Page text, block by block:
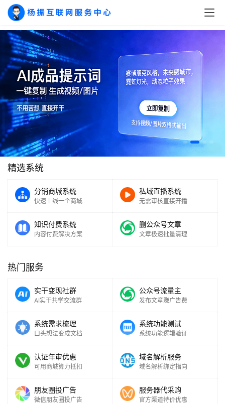
精选系统
分销商城系统
快速上线一个商城
私域直播系统
无需审核直接开播
知识付费系统
内容付费解决方案
删公众号文章
文章极速批量清理
热门服务
实干变现社群
AI实干共学交流群
公众号流量主
发布文章赚广告费
系统需求梳理
口头想法变成文档
系统功能测试
系统功能逻辑验证
认证年审优惠
可用商城算力抵扣
域名解析服务
域名解析绑定指向
朋友圈投广告
微信朋友圈投广告
服务器代采购
官方渠道特价优惠